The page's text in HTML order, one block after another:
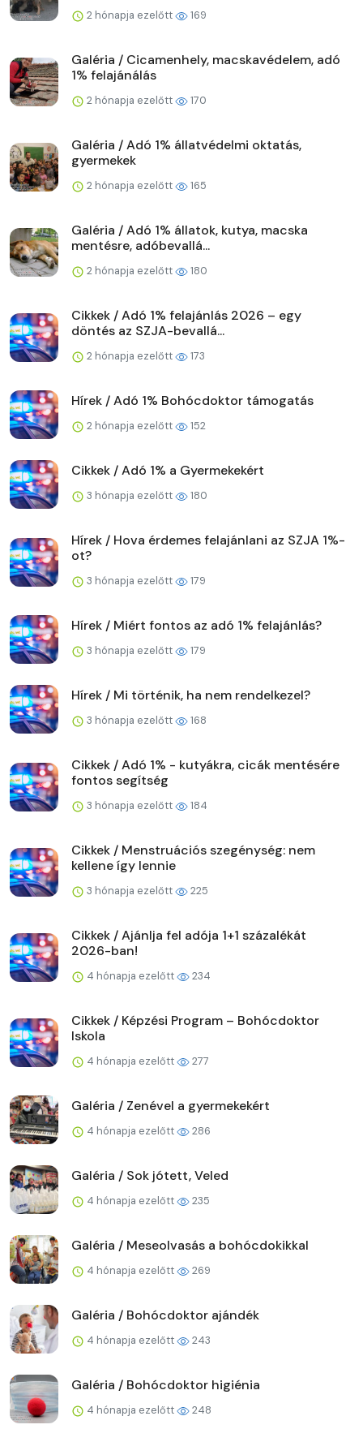
2 hónapja ezelőtt 169
Galéria / Cicamenhely, macskavédelem, adó
1% felajánálás
2 hónapja ezelőtt 170
Galéria / Adó 1% állatvédelmi oktatás,
gyermekek
2 hónapja ezelőtt 165
Galéria / Adó 1% állatok, kutya, macska
mentésre, adóbevallá...
2 hónapja ezelőtt 180
Cikkek / Adó 1% felajánlás 2026 – egy
döntés az SZJA-bevallá...
2 hónapja ezelőtt 173
Hírek / Adó 1% Bohócdoktor támogatás
2 hónapja ezelőtt 152
Cikkek / Adó 1% a Gyermekekért
3 hónapja ezelőtt 180
Hírek / Hova érdemes felajánlani az SZJA 1%-
ot?
3 hónapja ezelőtt 179
Hírek / Miért fontos az adó 1% felajánlás?
3 hónapja ezelőtt 179
Hírek / Mi történik, ha nem rendelkezel?
3 hónapja ezelőtt 168
Cikkek / Adó 1% - kutyákra, cicák mentésére
fontos segítség
3 hónapja ezelőtt 184
Cikkek / Menstruációs szegénység: nem
kellene így lennie
3 hónapja ezelőtt 225
Cikkek / Ajánlja fel adója 1+1 százalékát
2026-ban!
4 hónapja ezelőtt 234
Cikkek / Képzési Program – Bohócdoktor
Iskola
4 hónapja ezelőtt 277
Galéria / Zenével a gyermekekért
4 hónapja ezelőtt 286
Galéria / Sok jótett, Veled
4 hónapja ezelőtt 235
Galéria / Meseolvasás a bohócdokikkal
4 hónapja ezelőtt 269
Galéria / Bohócdoktor ajándék
4 hónapja ezelőtt 243
Galéria / Bohócdoktor higiénia
4 hónapja ezelőtt 248